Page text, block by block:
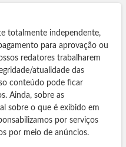
totalmente independente,
para aprovação ou
redatores trabalharem
atualidade das
conteúdo pode ficar
Ainda, sobre as
sobre o que é exibido em
por serviços
por meio de anúncios.